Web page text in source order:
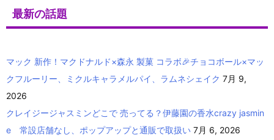
最新の話題
マック 新作！マクドナルド×森永 製菓 コラボ🎉チョコボール×マッ
クフルーリー、ミクルキャラメルパイ、ラムネシェイク 7月 9,
2026
クレイジージャスミンどこで 売ってる？伊藤園の香水crazy jasmin
e 常設店舗なし、ポップアップと通販で取扱い 7月 6, 2026